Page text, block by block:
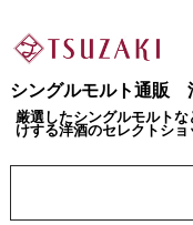
シングルモルト通販
厳選したシングルモルト
けする洋酒のセレクトショ